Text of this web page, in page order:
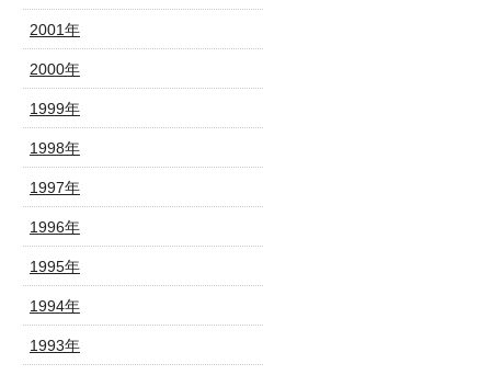
2001年
2000年
1999年
1998年
1997年
1996年
1995年
1994年
1993年